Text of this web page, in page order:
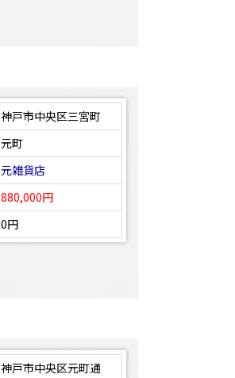
神戸市中央区三宮町
元町
元雑貨店
880,000円
0円
神戸市中央区元町通